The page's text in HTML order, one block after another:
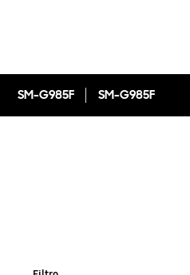
SM-G985F SM-G985F